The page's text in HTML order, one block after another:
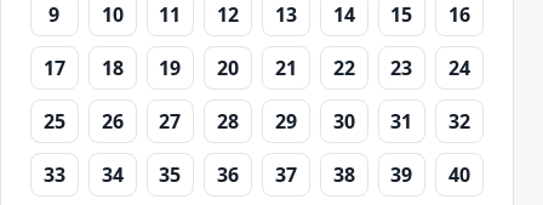
9
10 11 12 13 14 15
16
17
18 19 20 21 22 23
24
25
26 27 28 29 30 31
32
33
34 35 36 37 38 39
40